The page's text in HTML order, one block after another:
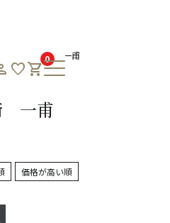
favoriteshopping_cart
0
岩﨑 一甫
一甫
価格が高い順